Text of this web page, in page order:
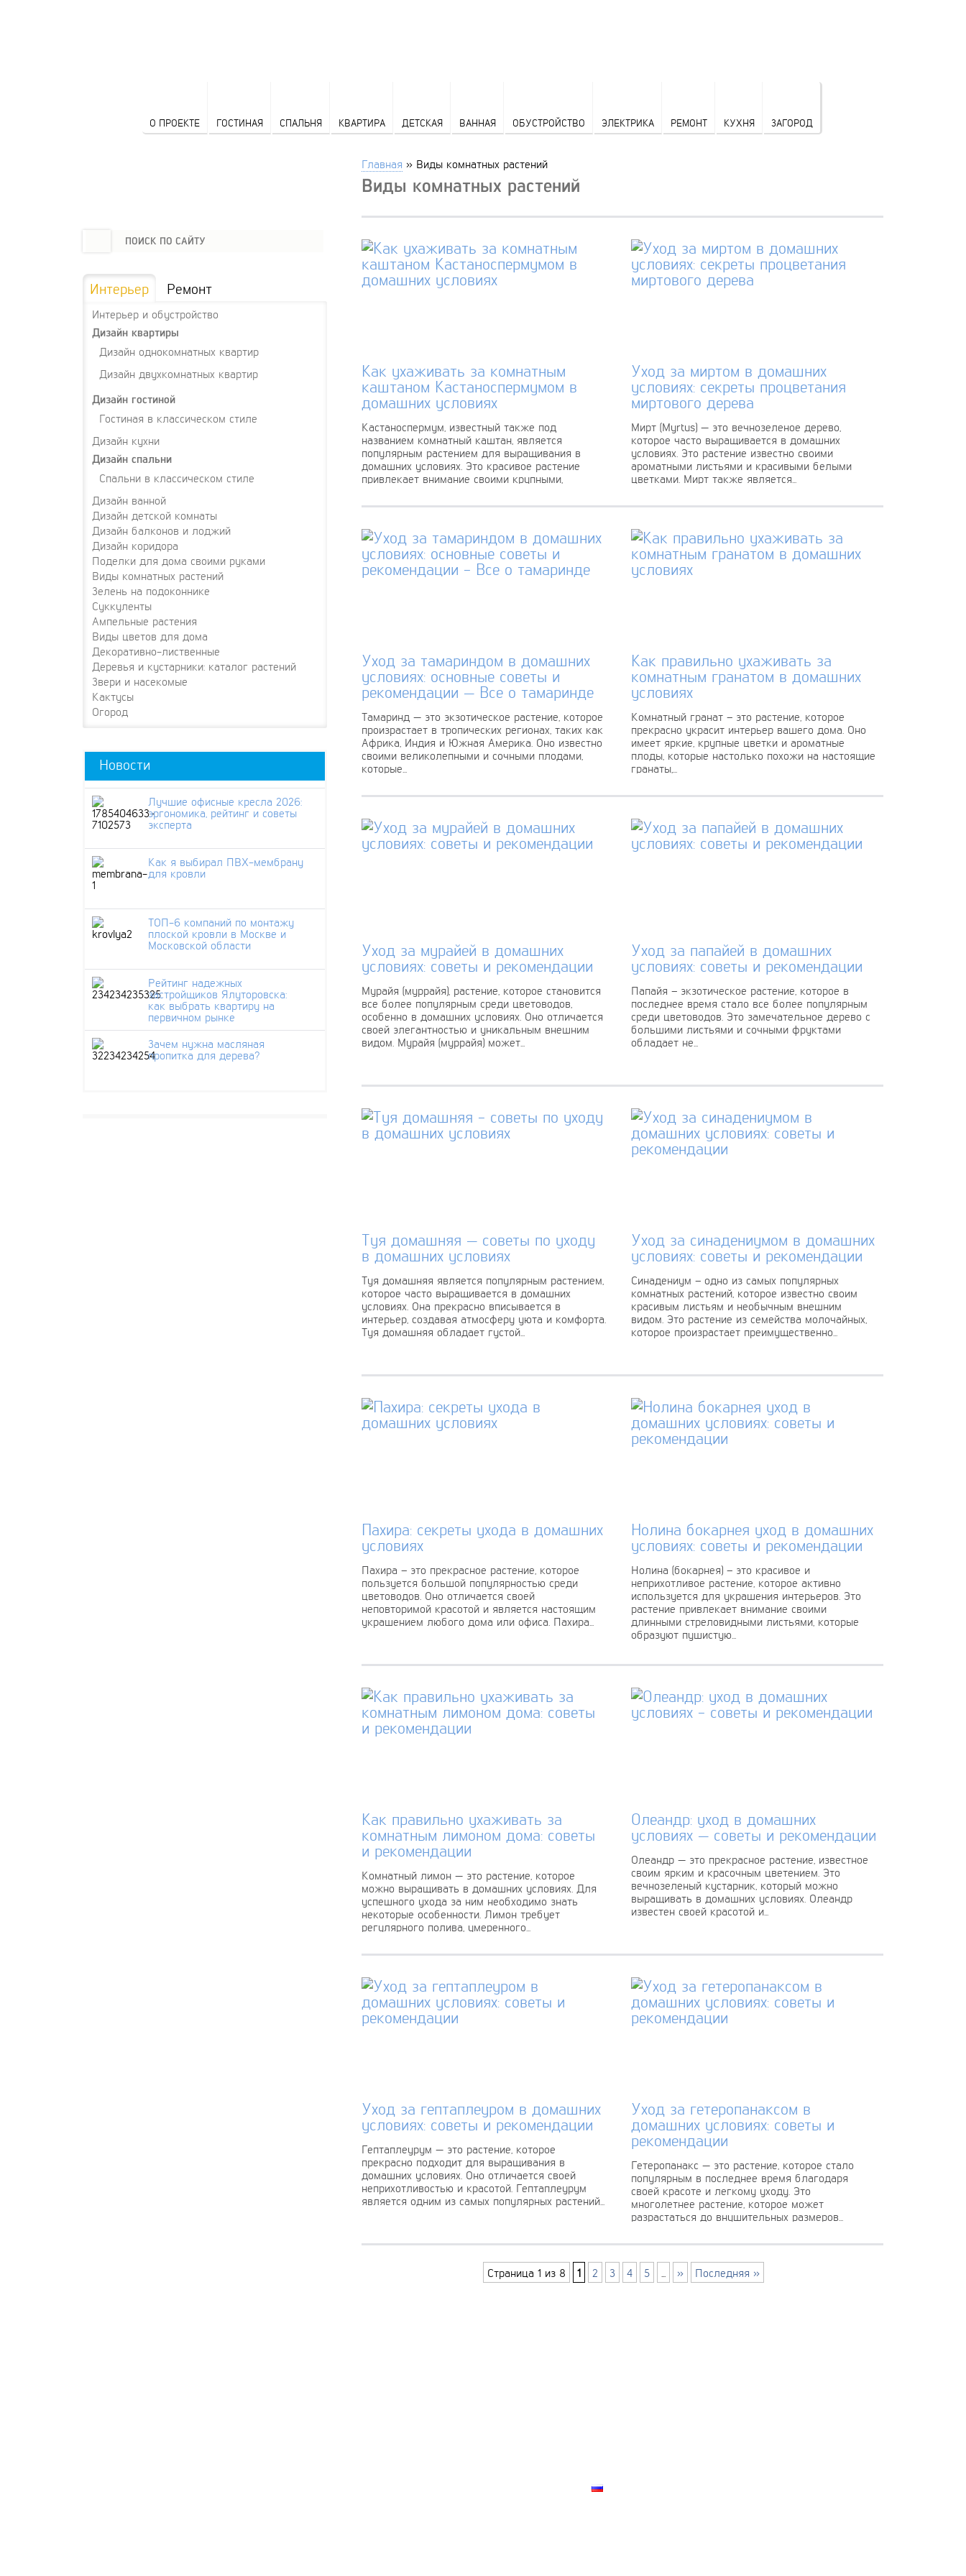
О ПРОЕКТЕ ГОСТИНАЯ СПАЛЬНЯ КВАРТИРА ДЕТСКАЯ ВАННАЯ ОБУСТРОЙСТВО ЭЛЕКТРИКА РЕМОНТ КУХНЯ ЗАГОРОД
Интерьер Ремонт
Интерьер и обустройство
Дизайн квартиры
Дизайн однокомнатных квартир
Дизайн двухкомнатных квартир
Дизайн гостиной
Гостиная в классическом стиле
Дизайн кухни
Дизайн спальни
Спальни в классическом стиле
Дизайн ванной
Дизайн детской комнаты
Дизайн балконов и лоджий
Дизайн коридора
Поделки для дома своими руками
Виды комнатных растений
Зелень на подоконнике
Суккуленты
Ампельные растения
Виды цветов для дома
Декоративно-лиственные
Деревья и кустарники: каталог растений
Звери и насекомые
Кактусы
Огород
Новости
Лучшие офисные кресла 2026:
эргономика, рейтинг и советы
эксперта
Как я выбирал ПВХ-мембрану
для кровли
ТОП-6 компаний по монтажу
плоской кровли в Москве и
Московской области
Рейтинг надежных
застройщиков Ялуторовска:
как выбрать квартиру на
первичном рынке
Зачем нужна масляная
пропитка для дерева?
Главная » Виды комнатных растений
Виды комнатных растений
Как ухаживать за комнатным
каштаном Кастаноспермумом в
домашних условиях
Кастаноспермум, известный также под
названием комнатный каштан, является
популярным растением для выращивания в
домашних условиях. Это красивое растение
привлекает внимание своими крупными,
Уход за миртом в домашних
условиях: секреты процветания
миртового дерева
Мирт (Myrtus) — это вечнозеленое дерево,
которое часто выращивается в домашних
условиях. Это растение известно своими
ароматными листьями и красивыми белыми
цветками. Мирт также является...
Уход за тамариндом в домашних
условиях: основные советы и
рекомендации — Все о тамаринде
Тамаринд — это экзотическое растение, которое
произрастает в тропических регионах, таких как
Африка, Индия и Южная Америка. Оно известно
своими великолепными и сочными плодами,
которые...
Как правильно ухаживать за
комнатным гранатом в домашних
условиях
Комнатный гранат – это растение, которое
прекрасно украсит интерьер вашего дома. Оно
имеет яркие, крупные цветки и ароматные
плоды, которые настолько похожи на настоящие
гранаты,...
Уход за мурайей в домашних
условиях: советы и рекомендации
Мурайя (муррайя), растение, которое становится
все более популярным среди цветоводов,
особенно в домашних условиях. Оно отличается
своей элегантностью и уникальным внешним
видом. Мурайя (муррайя) может...
Уход за папайей в домашних
условиях: советы и рекомендации
Папайя – экзотическое растение, которое в
последнее время стало все более популярным
среди цветоводов. Это замечательное дерево с
большими листьями и сочными фруктами
обладает не...
Туя домашняя — советы по уходу
в домашних условиях
Туя домашняя является популярным растением,
которое часто выращивается в домашних
условиях. Она прекрасно вписывается в
интерьер, создавая атмосферу уюта и комфорта.
Туя домашняя обладает густой...
Уход за синадениумом в домашних
условиях: советы и рекомендации
Синадениум – одно из самых популярных
комнатных растений, которое известно своим
красивым листьям и необычным внешним
видом. Это растение из семейства молочайных,
которое произрастает преимущественно...
Пахира: секреты ухода в домашних
условиях
Пахира – это прекрасное растение, которое
пользуется большой популярностью среди
цветоводов. Оно отличается своей
неповторимой красотой и является настоящим
украшением любого дома или офиса. Пахира...
Нолина бокарнея уход в домашних
условиях: советы и рекомендации
Нолина (бокарнея) – это красивое и
неприхотливое растение, которое активно
используется для украшения интерьеров. Это
растение привлекает внимание своими
длинными стреловидными листьями, которые
образуют пушистую...
Как правильно ухаживать за
комнатным лимоном дома: советы
и рекомендации
Комнатный лимон — это растение, которое
можно выращивать в домашних условиях. Для
успешного ухода за ним необходимо знать
некоторые особенности. Лимон требует
регулярного полива, умеренного...
Олеандр: уход в домашних
условиях — советы и рекомендации
Олеандр — это прекрасное растение, известное
своим ярким и красочным цветением. Это
вечнозеленый кустарник, который можно
выращивать в домашних условиях. Олеандр
известен своей красотой и...
Уход за гептаплеуром в домашних
условиях: советы и рекомендации
Гептаплеурум — это растение, которое
прекрасно подходит для выращивания в
домашних условиях. Оно отличается своей
неприхотливостью и красотой. Гептаплеурум
является одним из самых популярных растений...
Уход за гетеропанаксом в
домашних условиях: советы и
рекомендации
Гетеропанакс — это растение, которое стало
популярным в последнее время благодаря
своей красоте и легкому уходу. Это
многолетнее растение, которое может
разрастаться до внушительных размеров...
Страница 1 из 8 1 2 3 4 5 » Последняя »